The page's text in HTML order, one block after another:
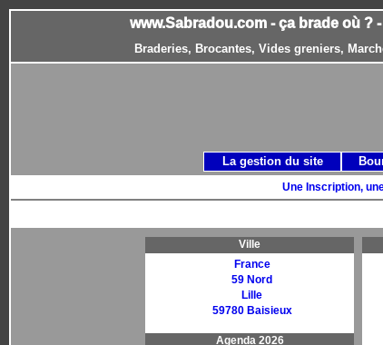
www.Sabradou.com - ça brade où ?
Braderies, Brocantes, Vides greniers,
Une Inscription,
Ville
France
59 Nord
Lille
59780 Baisieux
Agenda 2026
La gestion du site